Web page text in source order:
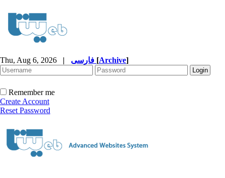
Thu, Aug 6, 2026 | [Archive]
Remember me
Create Account
Reset Password